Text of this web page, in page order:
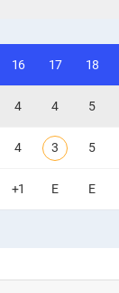
16 17 18
4 4 5
4 3 5
+1 E E